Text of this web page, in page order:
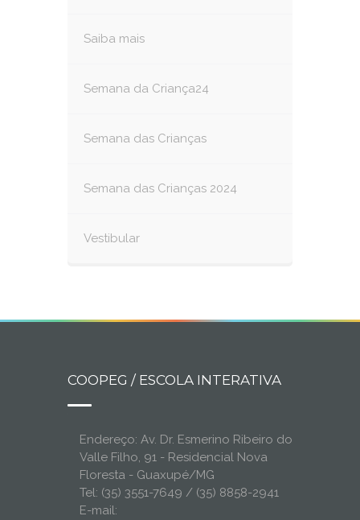
Saiba mais
Semana da Criança24
Semana das Crianças
Semana das Crianças 2024
Vestibular
COOPEG / ESCOLA INTERATIVA
Endereço: Av. Dr. Esmerino Ribeiro do
Valle Filho, 91 - Residencial Nova
Floresta - Guaxupé/MG
Tel: (35) 3551-7649 / (35) 8858-2941
E-mail: